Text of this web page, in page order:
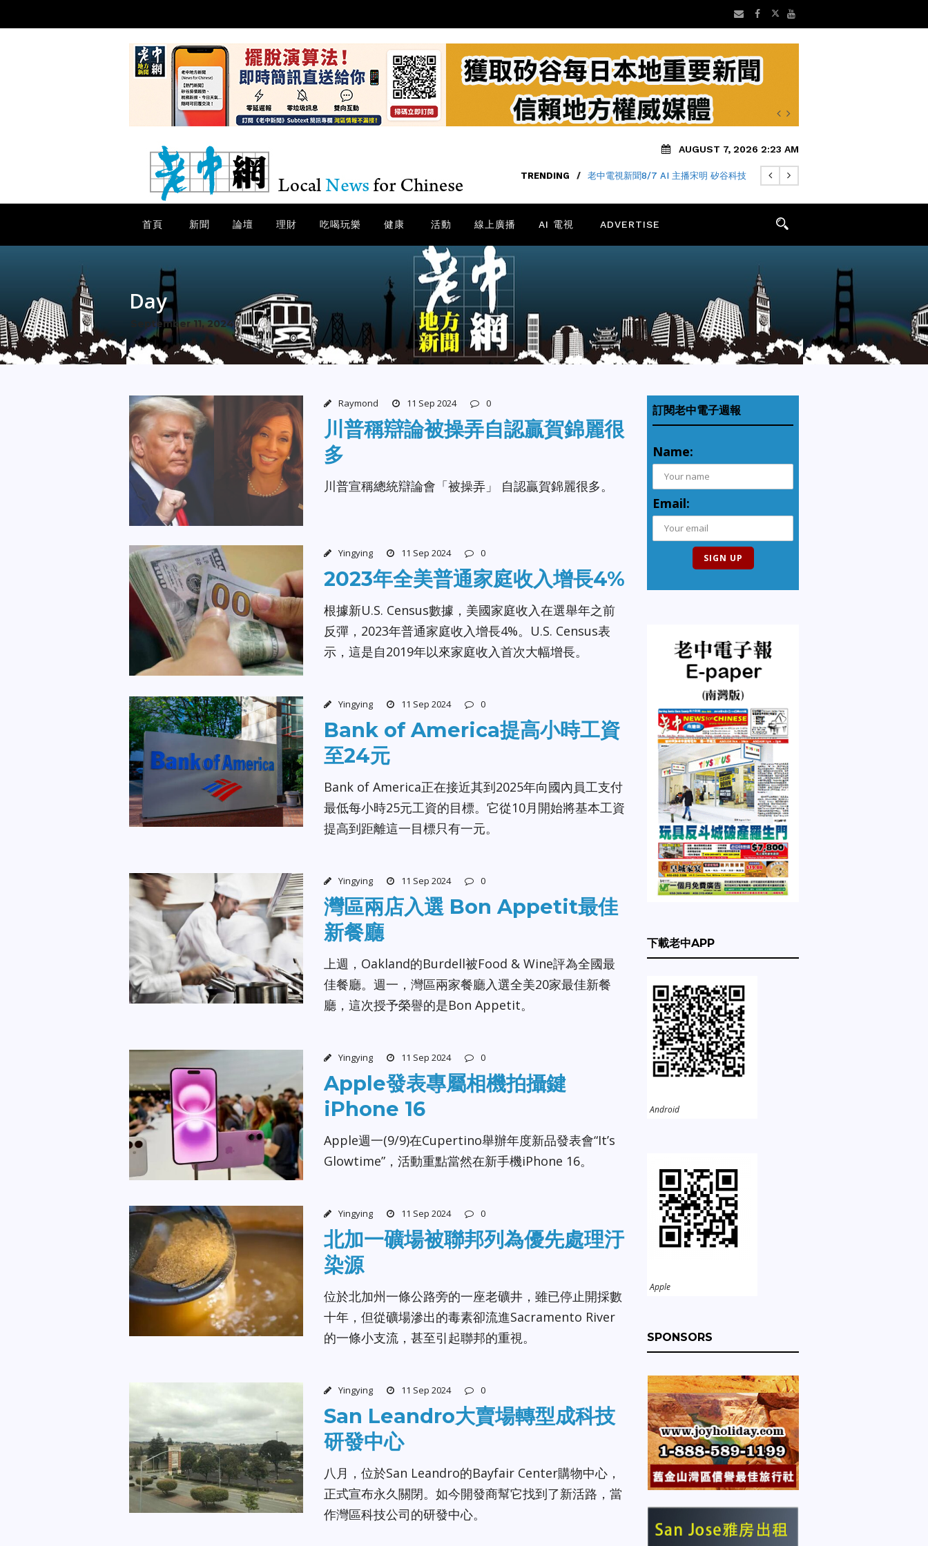
AUGUST 7, 2026 2:23 AM
TRENDING / 老中電視新聞8/7 AI 主播宋明 矽谷科技
首頁 新聞 論壇 理財 吃喝玩樂 健康 活動 線上廣播 AI 電視 ADVERTISE
Day
September 11, 2024
Raymond 11 Sep 2024 0
川普稱辯論被操弄自認贏賀錦麗很
多
川普宣稱總統辯論會「被操弄」 自認贏賀錦麗很多。
Yingying 11 Sep 2024 0
2023年全美普通家庭收入增長4%
根據新U.S. Census數據，美國家庭收入在選舉年之前
反彈，2023年普通家庭收入增長4%。U.S. Census表
示，這是自2019年以來家庭收入首次大幅增長。
Yingying 11 Sep 2024 0
Bank of America提高小時工資
至24元
Bank of America正在接近其到2025年向國內員工支付
最低每小時25元工資的目標。它從10月開始將基本工資
提高到距離這一目標只有一元。
Yingying 11 Sep 2024 0
灣區兩店入選 Bon Appetit最佳
新餐廳
上週，Oakland的Burdell被Food & Wine評為全國最
佳餐廳。週一，灣區兩家餐廳入選全美20家最佳新餐
廳，這次授予榮譽的是Bon Appetit。
Yingying 11 Sep 2024 0
Apple發表專屬相機拍攝鍵
iPhone 16
Apple週一(9/9)在Cupertino舉辦年度新品發表會“It’s
Glowtime”，活動重點當然在新手機iPhone 16。
Yingying 11 Sep 2024 0
北加一礦場被聯邦列為優先處理汙
染源
位於北加州一條公路旁的一座老礦井，雖已停止開採數
十年，但從礦場滲出的毒素卻流進Sacramento River
的一條小支流，甚至引起聯邦的重視。
Yingying 11 Sep 2024 0
San Leandro大賣場轉型成科技
研發中心
八月，位於San Leandro的Bayfair Center購物中心，
正式宣布永久關閉。如今開發商幫它找到了新活路，當
作灣區科技公司的研發中心。
訂閱老中電子週報
Name:
Email:
下載老中APP
Android
Apple
SPONSORS